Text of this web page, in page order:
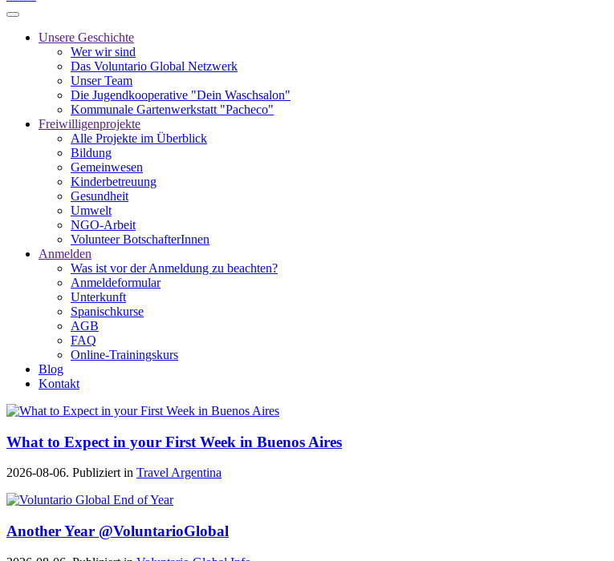
Unsere Geschichte
Wer wir sind
Das Voluntario Global Netzwerk
Unser Team
Die Jugendkooperative "Dein Waschsalon"
Kommunale Gartenwerkstatt "Pacheco"
Freiwilligenprojekte
Alle Projekte im Überblick
Bildung
Gemeinwesen
Kinderbetreuung
Gesundheit
Umwelt
NGO-Arbeit
Volunteer BotschafterInnen
Anmelden
Was ist vor der Anmeldung zu beachten?
Anmeldeformular
Unterkunft
Spanischkurse
AGB
FAQ
Online-Trainingskurs
Blog
Kontakt
What to Expect in your First Week in Buenos Aires
2026-08-06. Publiziert in Travel Argentina
Another Year @VoluntarioGlobal